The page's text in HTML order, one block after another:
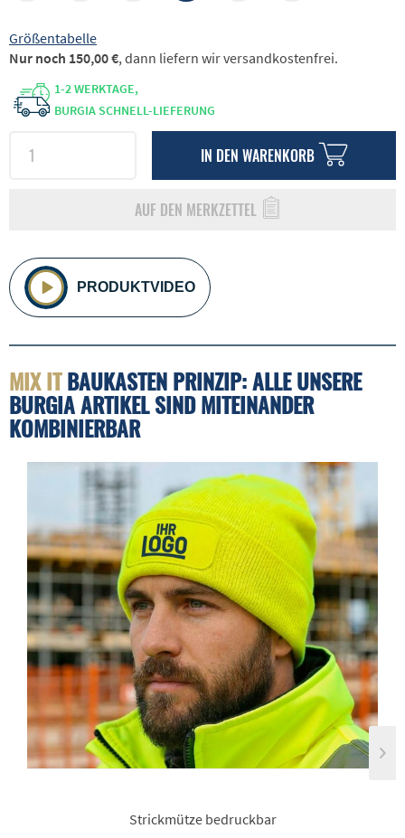
Größentabelle
1-2 WERKTAGE,
BURGIA SCHNELL-LIEFERUNG
IN DEN WARENKORB
AUF DEN MERKZETTEL
PRODUKTVIDEO
Nur noch 150,00 €, dann liefern wir versandkostenfrei.
MIX ITBAUKASTEN PRINZIP: ALLE UNSERE
BURGIA ARTIKEL SIND MITEINANDER
KOMBINIERBAR
Strickmütze bedruckbar